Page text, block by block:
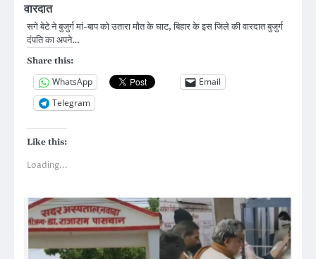
वारदात
सगे बेटे ने बुजुर्ग मां-बाप को उतारा मौत के घाट, बिहार के इस जिले की वारदात बुजुर्ग
दंपति का अपने…
Share this:
WhatsApp
Email
Telegram
Like this:
Loading...